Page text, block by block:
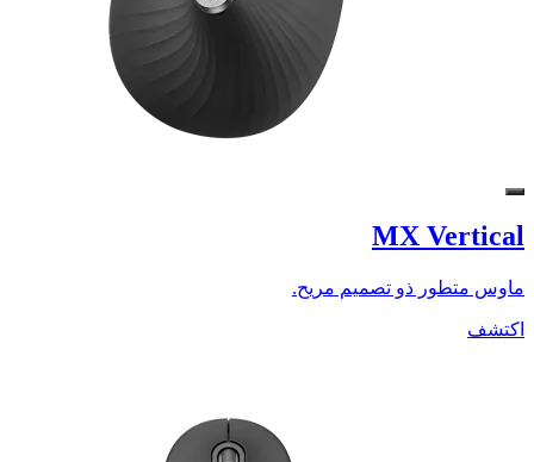
MX Vertical
ماوس متطور ذو تصميم مريح.
اكتشف